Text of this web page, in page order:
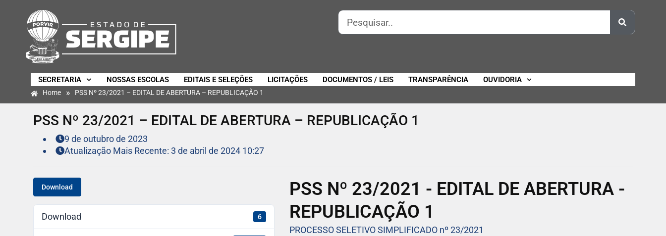
SECRETARIA NOSSAS ESCOLAS EDITAIS E SELEÇÕES LICITAÇÕES DOCUMENTOS / LEIS TRANSPARÊNCIA OUVIDORIA
Home » PSS Nº 23/2021 – EDITAL DE ABERTURA – REPUBLICAÇÃO 1
PSS Nº 23/2021 – EDITAL DE ABERTURA – REPUBLICAÇÃO 1
9 de outubro de 2023
Atualização Mais Recente: 3 de abril de 2024 10:27
Download
Download 6
PSS Nº 23/2021 - EDITAL DE ABERTURA -
REPUBLICAÇÃO 1
PROCESSO SELETIVO SIMPLIFICADO nº 23/2021